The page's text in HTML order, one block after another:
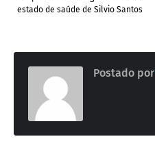
estado de saúde de Silvio Santos
Postado por